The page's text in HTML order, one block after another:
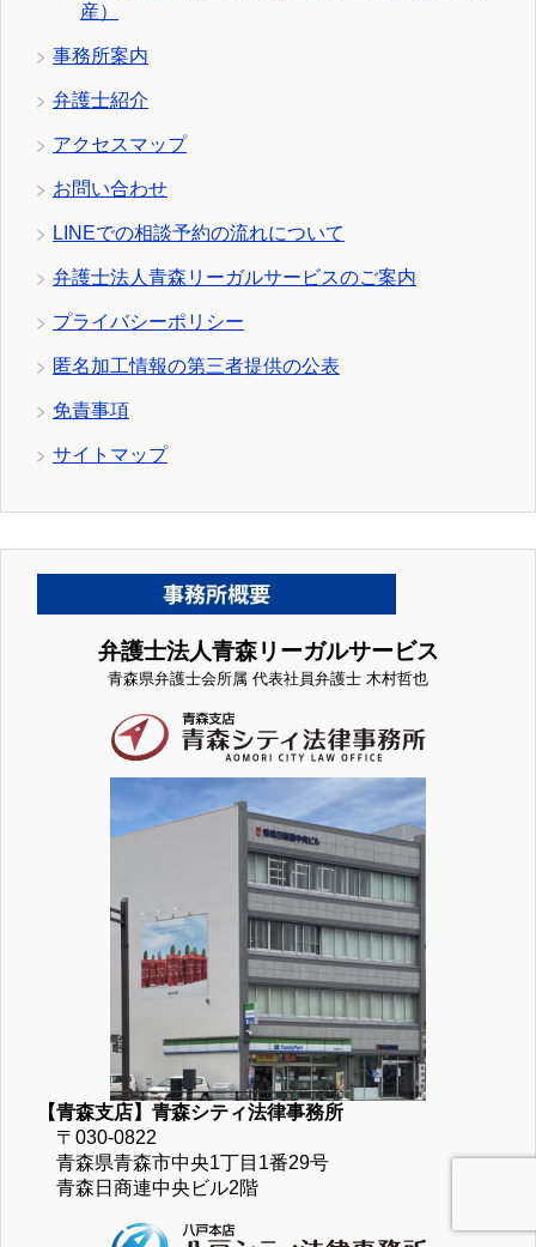
産）
事務所案内
弁護士紹介
アクセスマップ
お問い合わせ
LINEでの相談予約の流れについて
弁護士法人青森リーガルサービスのご案内
プライバシーポリシー
匿名加工情報の第三者提供の公表
免責事項
サイトマップ
弁護士法人青森リーガルサービス
青森県弁護士会所属 代表社員弁護士 木村哲也
【青森支店】青森シティ法律事務所
〒030-0822
青森県青森市中央1丁目1番29号
青森日商連中央ビル2階